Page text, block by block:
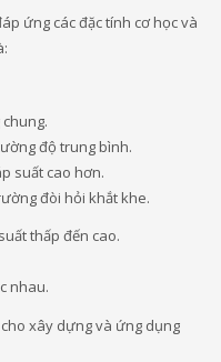
ứng các đặc tính cơ học và
độ trung bình.
suất cao hơn.
đòi hỏi khắt khe.
thấp đến cao.
nhau.
xây dựng và ứng dụng